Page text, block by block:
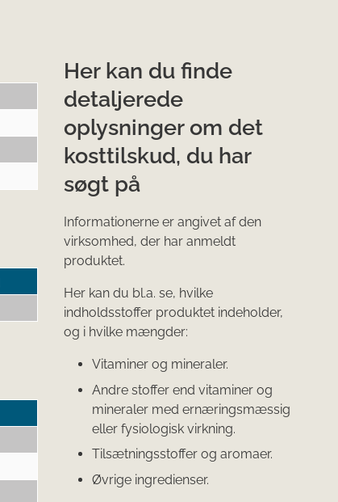
Her kan du finde
detaljerede
oplysninger om det
kosttilskud, du har
søgt på
Informationerne er angivet af den
virksomhed, der har anmeldt
produktet.
Her kan du bl.a. se, hvilke
indholdsstoffer produktet indeholder,
og i hvilke mængder:
Vitaminer og mineraler.
Andre stoffer end vitaminer og
mineraler med ernæringsmæssig
eller fysiologisk virkning.
Tilsætningsstoffer og aromaer.
Øvrige ingredienser.